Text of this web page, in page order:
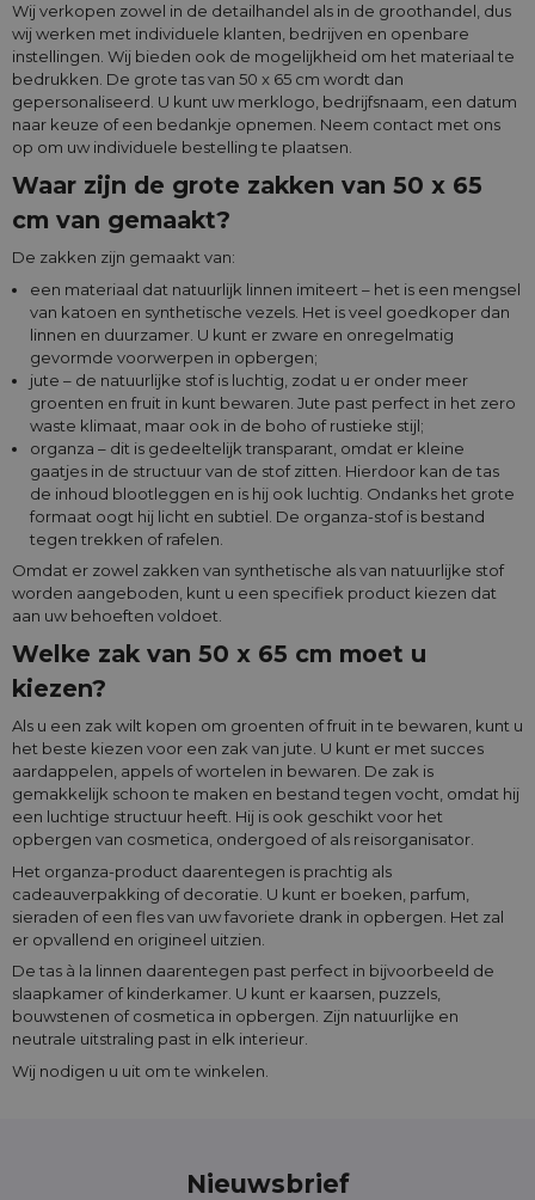
Wij verkopen zowel in de detailhandel als in de groothandel, dus
wij werken met individuele klanten, bedrijven en openbare
instellingen. Wij bieden ook de mogelijkheid om het materiaal te
bedrukken. De grote tas van 50 x 65 cm wordt dan
gepersonaliseerd. U kunt uw merklogo, bedrijfsnaam, een datum
naar keuze of een bedankje opnemen. Neem contact met ons
op om uw individuele bestelling te plaatsen.
Waar zijn de grote zakken van 50 x 65
cm van gemaakt?
De zakken zijn gemaakt van:
een materiaal dat natuurlijk linnen imiteert – het is een mengsel
van katoen en synthetische vezels. Het is veel goedkoper dan
linnen en duurzamer. U kunt er zware en onregelmatig
gevormde voorwerpen in opbergen;
jute – de natuurlijke stof is luchtig, zodat u er onder meer
groenten en fruit in kunt bewaren. Jute past perfect in het zero
waste klimaat, maar ook in de boho of rustieke stijl;
organza – dit is gedeeltelijk transparant, omdat er kleine
gaatjes in de structuur van de stof zitten. Hierdoor kan de tas
de inhoud blootleggen en is hij ook luchtig. Ondanks het grote
formaat oogt hij licht en subtiel. De organza-stof is bestand
tegen trekken of rafelen.
Omdat er zowel zakken van synthetische als van natuurlijke stof
worden aangeboden, kunt u een specifiek product kiezen dat
aan uw behoeften voldoet.
Welke zak van 50 x 65 cm moet u
kiezen?
Als u een zak wilt kopen om groenten of fruit in te bewaren, kunt u
het beste kiezen voor een zak van jute. U kunt er met succes
aardappelen, appels of wortelen in bewaren. De zak is
gemakkelijk schoon te maken en bestand tegen vocht, omdat hij
een luchtige structuur heeft. Hij is ook geschikt voor het
opbergen van cosmetica, ondergoed of als reisorganisator.
Het organza-product daarentegen is prachtig als
cadeauverpakking of decoratie. U kunt er boeken, parfum,
sieraden of een fles van uw favoriete drank in opbergen. Het zal
er opvallend en origineel uitzien.
De tas à la linnen daarentegen past perfect in bijvoorbeeld de
slaapkamer of kinderkamer. U kunt er kaarsen, puzzels,
bouwstenen of cosmetica in opbergen. Zijn natuurlijke en
neutrale uitstraling past in elk interieur.
Wij nodigen u uit om te winkelen.
Nieuwsbrief